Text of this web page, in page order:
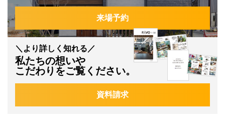
来場予約
＼より詳しく知れる／
私たちの想いや
こだわりをご覧ください。
資料請求